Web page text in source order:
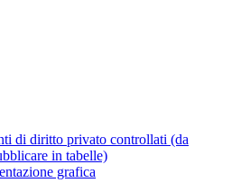
di diritto privato controllati (da
in tabelle)
grafica